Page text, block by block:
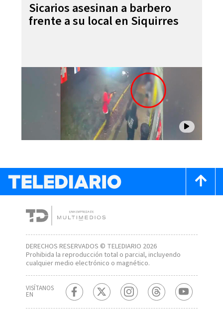
Sicarios asesinan a barbero
frente a su local en Siquirres
DERECHOS RESERVADOS © TELEDIARIO 2026
Prohibida la reproducción total o parcial, incluyendo
cualquier medio electrónico o magnético.
VISÍTANOS
EN